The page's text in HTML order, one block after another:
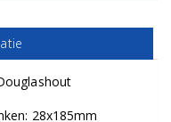
28x185mm